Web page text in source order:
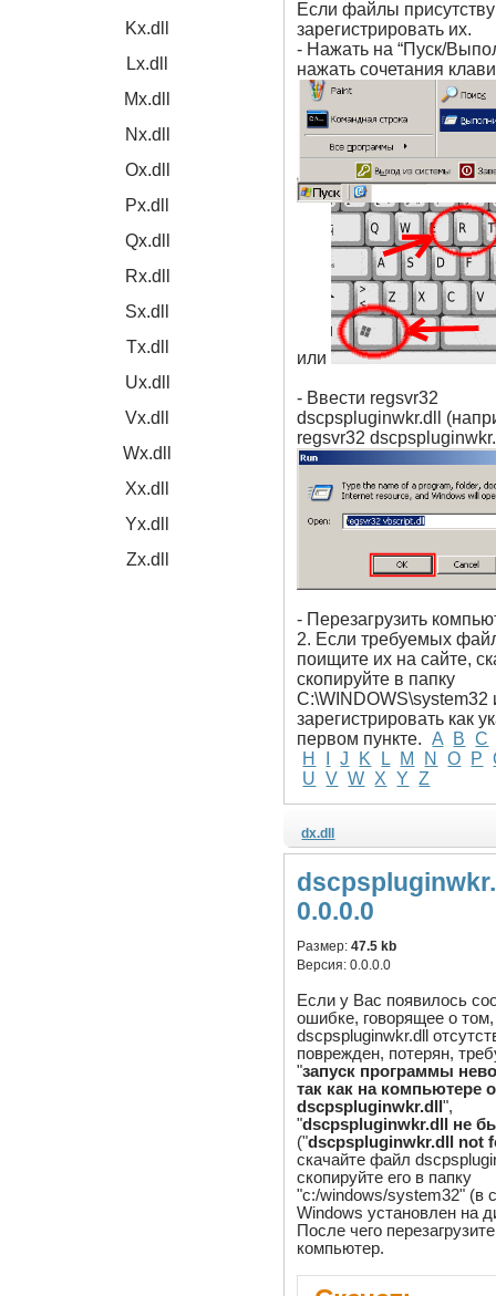
Kx.dll
Lx.dll
Mx.dll
Nx.dll
Ox.dll
Px.dll
Qx.dll
Rx.dll
Sx.dll
Tx.dll
Ux.dll
Vx.dll
Wx.dll
Xx.dll
Yx.dll
Zx.dll
Если файлы
зарегистрировать их.
- Нажать на “Пуск/
нажать сочетания
или
- Ввести regsvr32
dscpspluginwkr.dll
regsvr32
- Перезагрузить
2. Если требуемых
поищите их на сайте,
скопируйте в папку
C:\WINDOWS\system32
зарегистрировать как
первом пункте.
A B
C
H
J K L M N O P
U
V W X Y Z
dx.dll
0.0.0.0
Размер:47.5 kb
Версия:0.0.0.0
Если у Вас появилось
ошибке, говорящее о
dscpspluginwkr.dll
поврежден, потерян,
"запуск программы
так как на компьютере
dscpspluginwkr.dll",
"dscpspluginwkr.dll не
("dscpspluginwkr.dll not
скачайте файл
скопируйте его в папку
"c:/windows/system32" (в
Windows установлен на
После чего перезагрузите
компьютер.